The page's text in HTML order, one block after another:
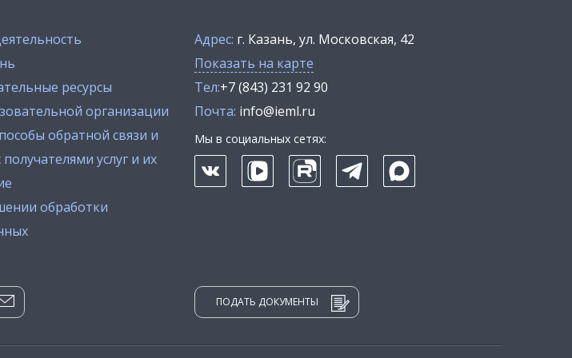
ресурсы
организации
обратной связи и
услуг и их
обработки
Адрес: г. Казань, ул. Московская, 42
Показать на карте
Тел:+7 (843) 231 92 90
Почта: info@ieml.ru
Мы в социальных сетях:
ПОДАТЬ ДОКУМЕНТЫ